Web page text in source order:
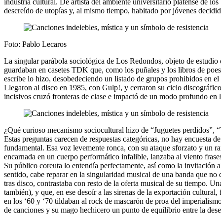
descreído de utopías y, al mismo tiempo, habitado por jóvenes
Foto: Pablo Lecaros
La singular parábola sociológica de Los Redondos, objeto de
guardaban en casetes TDK que, como los puñales y los libros de
escribe lo hizo, desobedeciendo un listado de grupos prohibidos en
Llegaron al disco en 1985, con Gulp!, y cerraron su ciclo
incisivos cruzó fronteras de clase e impactó de un modo profundo
¿Qué curioso mecanismo sociocultural hizo de “Juguetes perdidos”,
Estas preguntas carecen de respuestas categóricas, no hay
fundamental. Esa voz levemente ronca, con su ataque sforzato y un
encarnada en un cuerpo performático infalible, lanzaba al viento
Su público coreuta lo entendía perfectamente, así como la invitación
sentido, cabe reparar en la singularidad musical de una banda que
tras disco, contrastaba con resto de la oferta musical de su tiempo.
también), y que, en ese desoír a las sirenas de la exportación
en los ‘60 y ‘70 tildaban al rock de mascarón de proa del
de canciones y su mago hechicero un punto de equilibrio entre la